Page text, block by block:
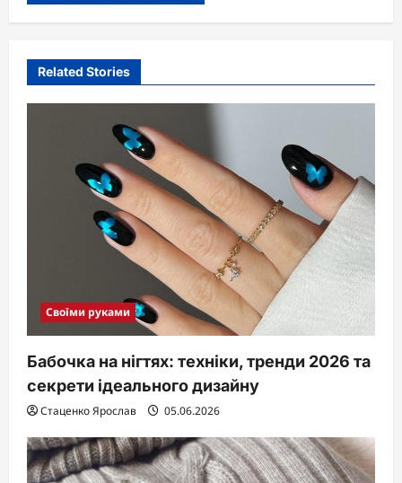
Related Stories
Своїми руками
Бабочка на нігтях: техніки, тренди 2026 та
секрети ідеального дизайну
Стаценко Ярослав 05.06.2026